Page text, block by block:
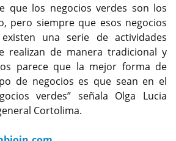
que los negocios verdes son los
pero siempre que esos negocios
una serie de actividades
realizan de manera tradicional y
parece que la mejor forma de
de negocios es que sean en el
verdes” señala Olga Lucia
Cortolima.